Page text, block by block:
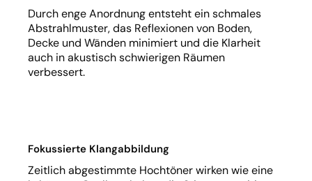
Durch enge Anordnung entsteht ein schmales
Abstrahlmuster, das Reflexionen von Boden,
Decke und Wänden minimiert und die Klarheit
auch in akustisch schwierigen Räumen
verbessert.
Fokussierte Klangabbildung
Zeitlich abgestimmte Hochtöner wirken wie eine